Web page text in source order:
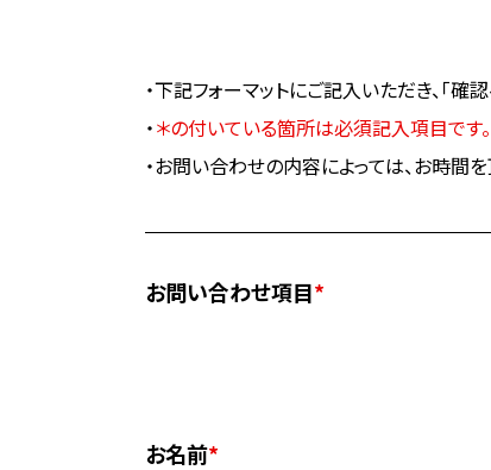
・下記フォーマットにご記入いただき、「確
・＊の付いている箇所は必須記入項目です。
・お問い合わせの内容によっては、お時
お問い合わせ項目*
お名前*